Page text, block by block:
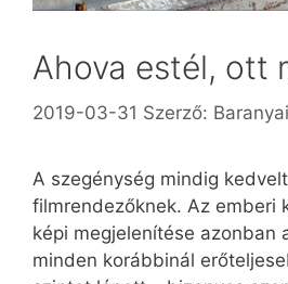
Ahova estél, ott
2019-03-31 Szerző:
A szegénység mindig
filmrendezőknek. Az emberi
képi megjelenítése azonban
minden korábbinál